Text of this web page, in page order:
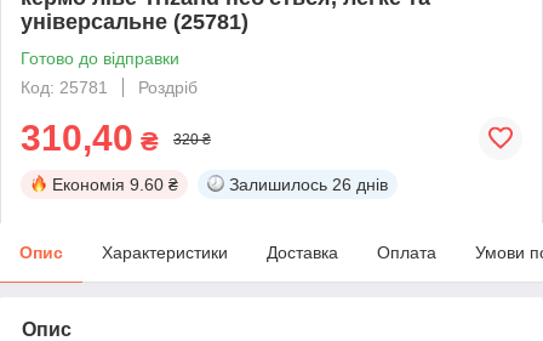
універсальне (25781)
Готово до відправки
Код: 25781
Роздріб
310,40 ₴ 320 ₴
Економія 9.60 ₴ Залишилось 26 днів
Опис Характеристики Доставка Оплата Умови
Опис